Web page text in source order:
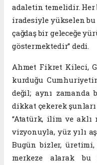
adaletin temelidir.
iradesiyle yükselen
çağdaş bir geleceğe
göstermektedir” dedi.
Ahmet Fikret Kileci,
kurduğu
değil; aynı
dikkat çekerek
“Atatürk, ilim ve aklı
vizyonuyla, yüz yılı
Bugün bizler,
merkeze alarak bu